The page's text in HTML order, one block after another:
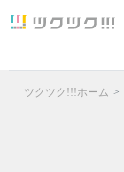
ツクツク!!!ホーム